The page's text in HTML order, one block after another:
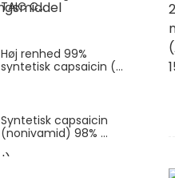
TAIC C...
Høj renhed 99%
syntetisk capsaicin (...
Syntetisk capsaicin
(nonivamid) 98% ...